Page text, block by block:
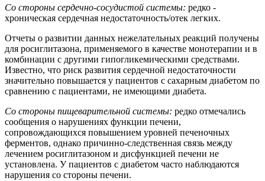
Со стороны сердечно-сосудистой системы: редко -
хроническая сердечная недостаточность/отек легких.
Отчеты о развитии данных нежелательных реакций получены
для росиглитазона, применяемого в качестве монотерапии и в
комбинации с другими гипогликемическими средствами.
Известно, что риск развития сердечной недостаточности
значительно повышается у пациентов с сахарным диабетом по
сравнению с пациентами, не имеющими диабета.
Со стороны пищеварительной системы: редко отмечались
сообщения о нарушениях функции печени,
сопровождающихся повышением уровней печеночных
ферментов, однако причинно-следственная связь между
лечением росиглитазоном и дисфункцией печени не
установлена. У пациентов с диабетом часто наблюдаются
нарушения со стороны печени.